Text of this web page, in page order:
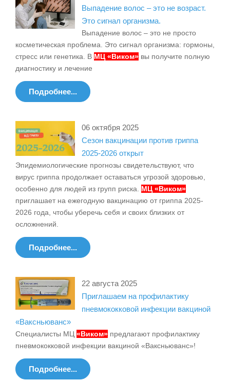
Выпадение волос – это не возраст.
Это сигнал организма.
Выпадение волос – это не просто
косметическая проблема. Это сигнал организма: гормоны,
стресс или генетика. В МЦ «Виком» вы получите полную
диагностику и лечение
Подробнее...
06 октября 2025
Сезон вакцинации против гриппа
2025-2026 открыт
Эпидемиологические прогнозы свидетельствуют, что
вирус гриппа продолжает оставаться угрозой здоровью,
особенно для людей из групп риска. МЦ «Виком»
приглашает на ежегодную вакцинацию от гриппа 2025-
2026 года, чтобы уберечь себя и своих близких от
осложнений.
Подробнее...
22 августа 2025
Приглашаем на профилактику
пневмококковой инфекции вакциной
«Ваксньюванс»
Специалисты МЦ «Виком» предлагают профилактику
пневмококковой инфекции вакциной «Ваксньюванс»!
Подробнее...